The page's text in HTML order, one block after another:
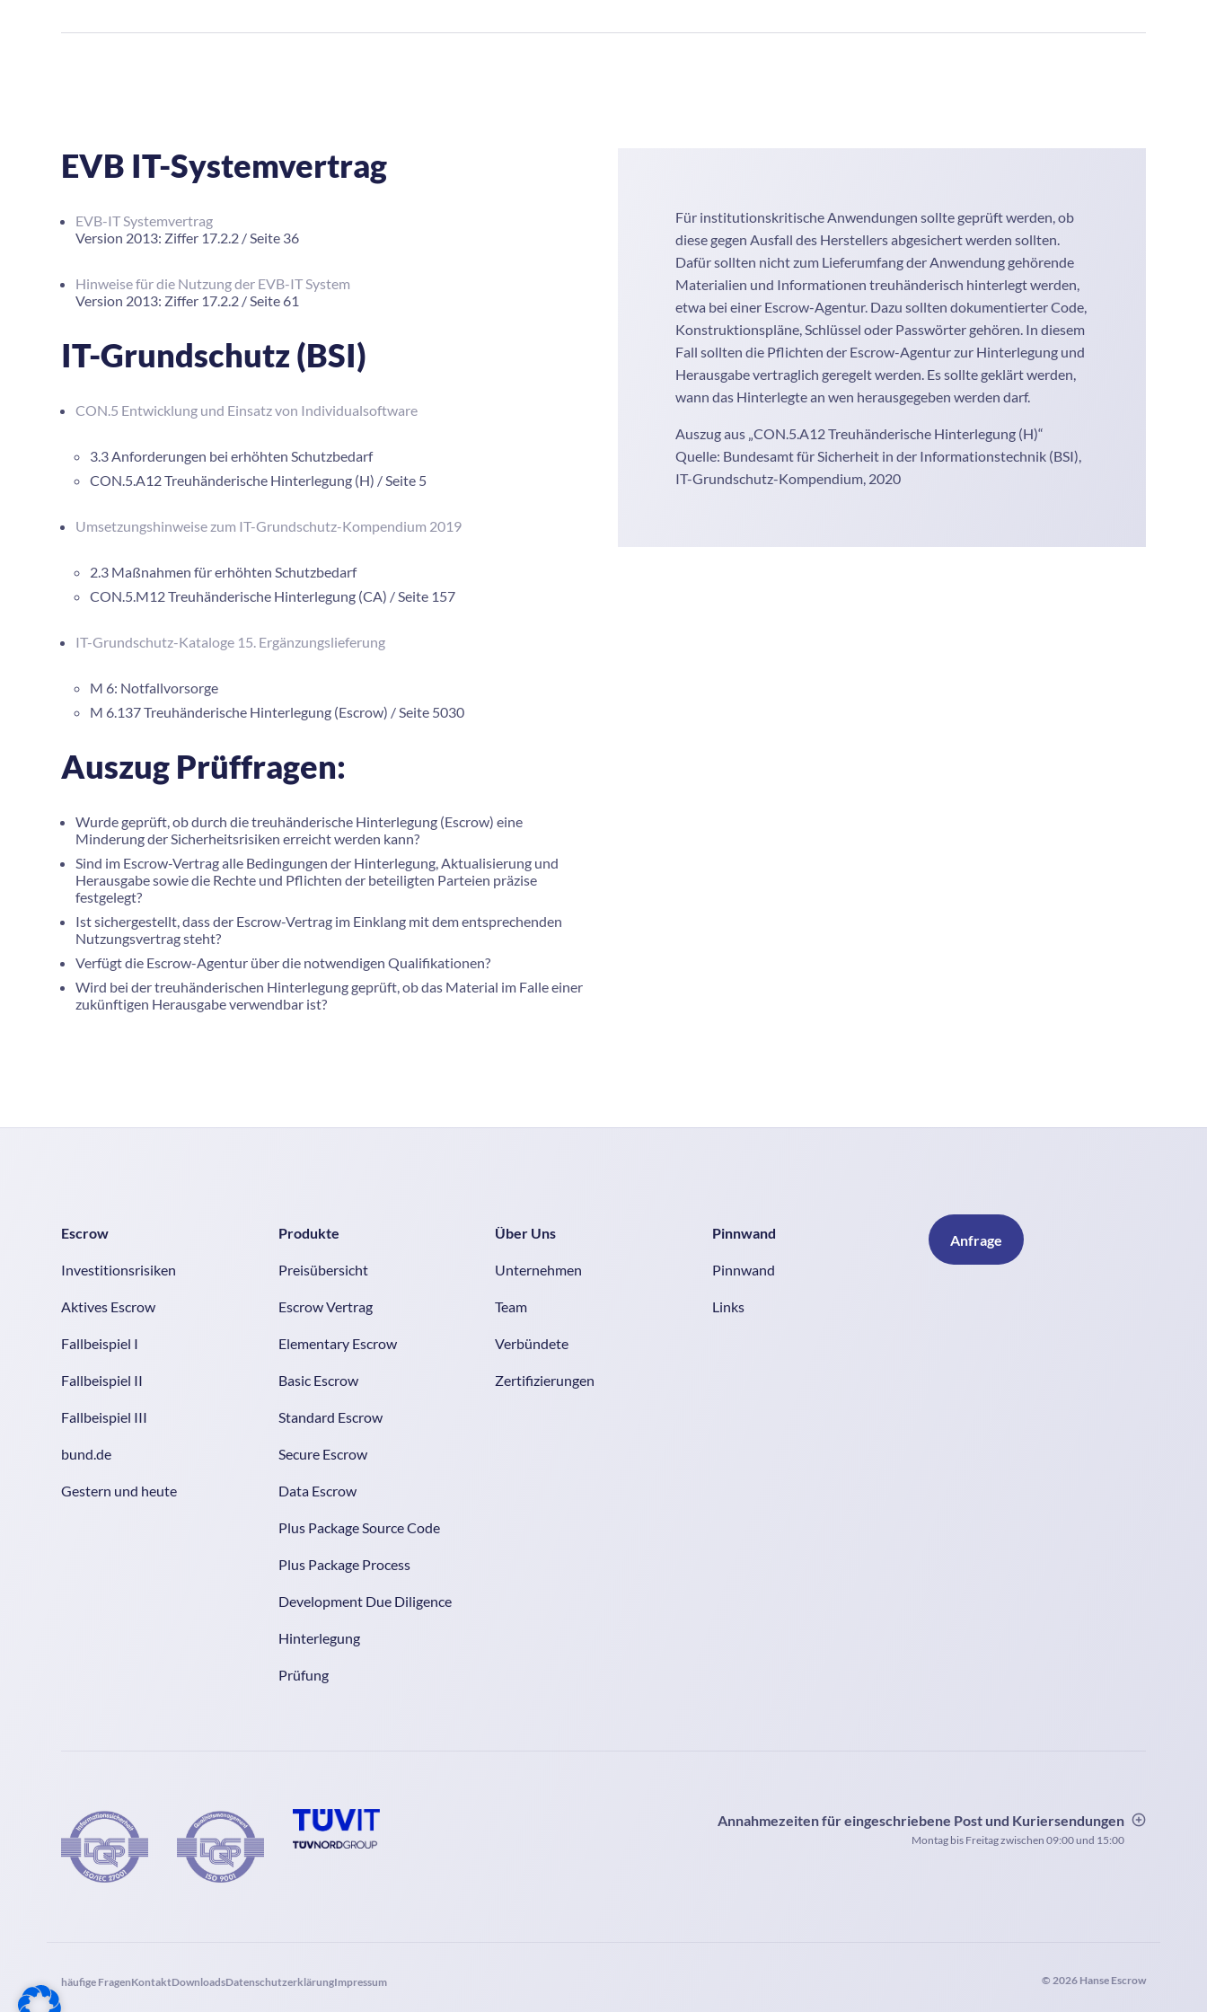
EVB IT-Systemvertrag
EVB-IT Systemvertrag
Version 2013: Ziffer 17.2.2 / Seite 36
Hinweise für die Nutzung der EVB-IT System
Version 2013: Ziffer 17.2.2 / Seite 61
IT-Grundschutz (BSI)
CON.5 Entwicklung und Einsatz von Individualsoftware
3.3 Anforderungen bei erhöhten Schutzbedarf
CON.5.A12 Treuhänderische Hinterlegung (H) / Seite 5
Umsetzungshinweise zum IT-Grundschutz-Kompendium 2019
2.3 Maßnahmen für erhöhten Schutzbedarf
CON.5.M12 Treuhänderische Hinterlegung (CA) / Seite 157
IT-Grundschutz-Kataloge 15. Ergänzungslieferung
M 6: Notfallvorsorge
M 6.137 Treuhänderische Hinterlegung (Escrow) / Seite 5030
Auszug Prüffragen:
Wurde geprüft, ob durch die treuhänderische Hinterlegung (Escrow) eine
Minderung der Sicherheitsrisiken erreicht werden kann?
Sind im Escrow-Vertrag alle Bedingungen der Hinterlegung, Aktualisierung und
Herausgabe sowie die Rechte und Pflichten der beteiligten Parteien präzise
festgelegt?
Ist sichergestellt, dass der Escrow-Vertrag im Einklang mit dem entsprechenden
Nutzungsvertrag steht?
Verfügt die Escrow-Agentur über die notwendigen Qualifikationen?
Wird bei der treuhänderischen Hinterlegung geprüft, ob das Material im Falle einer
zukünftigen Herausgabe verwendbar ist?
Für institutionskritische Anwendungen sollte geprüft werden, ob
diese gegen Ausfall des Herstellers abgesichert werden sollten.
Dafür sollten nicht zum Lieferumfang der Anwendung gehörende
Materialien und Informationen treuhänderisch hinterlegt werden,
etwa bei einer Escrow-Agentur. Dazu sollten dokumentierter Code,
Konstruktionspläne, Schlüssel oder Passwörter gehören. In diesem
Fall sollten die Pflichten der Escrow-Agentur zur Hinterlegung und
Herausgabe vertraglich geregelt werden. Es sollte geklärt werden,
wann das Hinterlegte an wen herausgegeben werden darf.
Auszug aus „CON.5.A12 Treuhänderische Hinterlegung (H)“
Quelle: Bundesamt für Sicherheit in der Informationstechnik (BSI),
IT-Grundschutz-Kompendium, 2020
Escrow
Investitionsrisiken
Aktives Escrow
Fallbeispiel I
Fallbeispiel II
Fallbeispiel III
bund.de
Gestern und heute
Produkte
Preisübersicht
Escrow Vertrag
Elementary Escrow
Basic Escrow
Standard Escrow
Secure Escrow
Data Escrow
Plus Package Source Code
Plus Package Process
Development Due Diligence
Hinterlegung
Prüfung
Über Uns
Unternehmen
Team
Verbündete
Zertifizierungen
Pinnwand
Pinnwand
Links
Anfrage
Annahmezeiten für eingeschriebene Post und Kuriersendungen
Montag bis Freitag zwischen 09:00 und 15:00
häufige FragenKontaktDownloadsDatenschutzerklärungImpressum © 2026 Hanse Escrow